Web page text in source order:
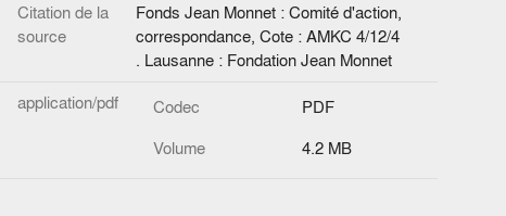
Citation de la
source
Fonds Jean Monnet : Comité d'action,
correspondance, Cote : AMKC 4/12/4
. Lausanne : Fondation Jean Monnet
application/pdf
Codec
PDF
Volume
4.2 MB